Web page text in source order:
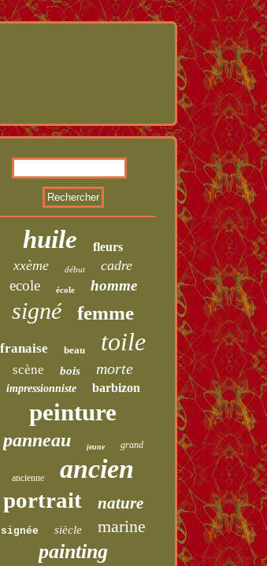
huile fleurs
xxème début cadre
ecole école homme
signé femme
franaise beau toile
scène bois morte
impressionniste barbizon
peinture
panneau jeune grand
ancienne ancien
portrait nature
signée siècle marine
painting